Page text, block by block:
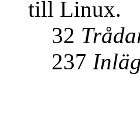
till Linux.
32
237